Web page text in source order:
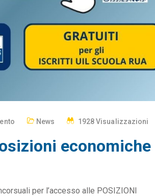
News 1928 Visualizzazioni
economiche
per l’accesso alle POSIZIONI